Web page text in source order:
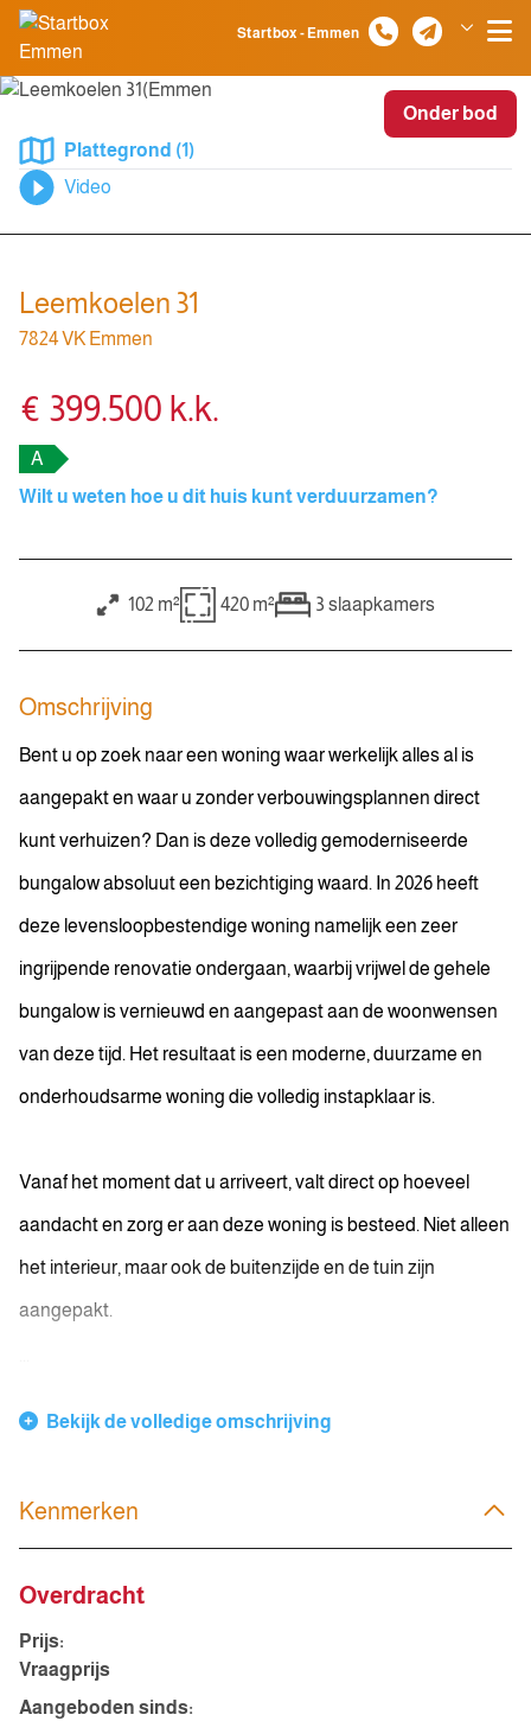
Spring naar inhoud
Startbox - Emmen
Onder bod
Plattegrond (1)
Video
Leemkoelen 31
7824 VK Emmen
€ 399.500 k.k.
A
Wilt u weten hoe u dit huis kunt verduurzamen?
102 m² 420 m² 3 slaapkamers
Omschrijving
Bent u op zoek naar een woning waar werkelijk alles al is
aangepakt en waar u zonder verbouwingsplannen direct
kunt verhuizen? Dan is deze volledig gemoderniseerde
bungalow absoluut een bezichtiging waard. In 2026 heeft
deze levensloopbestendige woning namelijk een zeer
ingrijpende renovatie ondergaan, waarbij vrijwel de gehele
bungalow is vernieuwd en aangepast aan de woonwensen
van deze tijd. Het resultaat is een moderne, duurzame en
onderhoudsarme woning die volledig instapklaar is.
Vanaf het moment dat u arriveert, valt direct op hoeveel
aandacht en zorg er aan deze woning is besteed. Niet alleen
het interieur, maar ook de buitenzijde en de tuin zijn
aangepakt.
Bekijk de volledige omschrijving
Kenmerken
Overdracht
Prijs:
Vraagprijs
Aangeboden sinds: